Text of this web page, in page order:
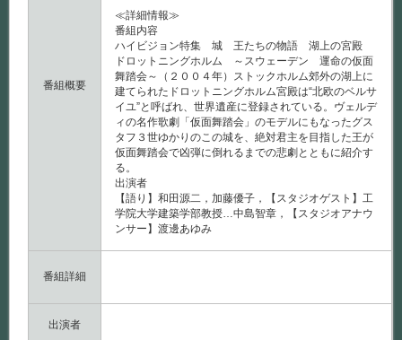
番組概要
≪詳細情報≫
番組内容
ハイビジョン特集 城 王たちの物語 湖上の宮殿
ドロットニングホルム ～スウェーデン 運命の仮面
舞踏会～（２００４年）ストックホルム郊外の湖上に
建てられたドロットニングホルム宮殿は“北欧のベルサ
イユ”と呼ばれ、世界遺産に登録されている。ヴェルデ
ィの名作歌劇「仮面舞踏会」のモデルにもなったグス
タフ３世ゆかりのこの城を、絶対君主を目指した王が
仮面舞踏会で凶弾に倒れるまでの悲劇とともに紹介す
る。
出演者
【語り】和田源二，加藤優子，【スタジオゲスト】工
学院大学建築学部教授…中島智章，【スタジオアナウ
ンサー】渡邊あゆみ
番組詳細
出演者